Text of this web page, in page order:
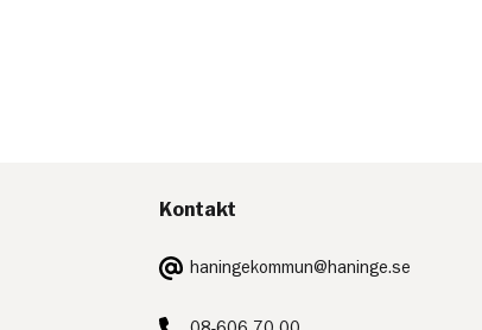
Kontakt
E-
post:
haningekommun@haninge.se
Telefon: